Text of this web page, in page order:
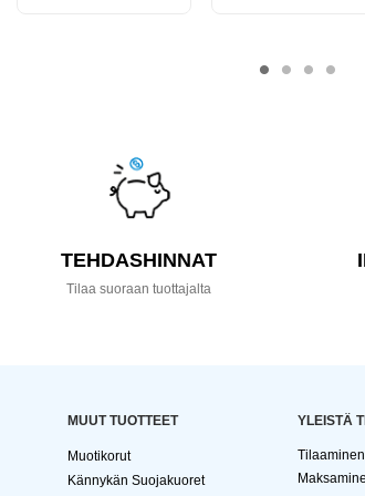
TEHDASHINNAT
Tilaa suoraan tuottajalta
MUUT TUOTTEET
Muotikorut
Kännykän Suojakuoret
YLEISTÄ
Tilaaminen